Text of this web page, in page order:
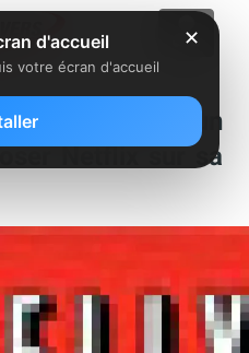
Orange signe un
Netflix sur sa
✕
d'accueil
votre écran d'accueil